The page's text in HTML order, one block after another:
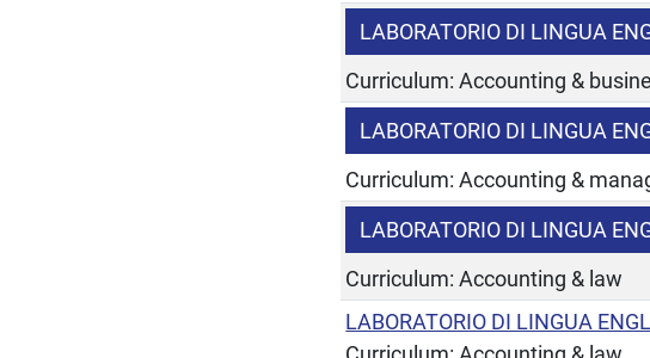
LABORATORIO DI LINGUA
Curriculum: Accounting &
LABORATORIO DI LINGUA
Curriculum: Accounting &
LABORATORIO DI LINGUA
Curriculum: Accounting & law
LABORATORIO DI LINGUA